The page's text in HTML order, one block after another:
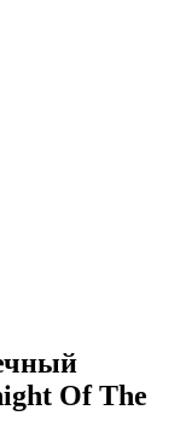
Of The